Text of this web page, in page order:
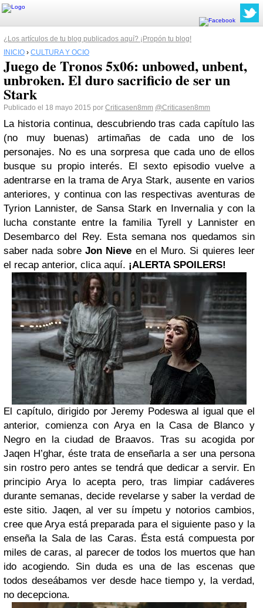
¿Los artículos de tu blog publicados aquí? ¡Propón tu blog!
INICIO › CULTURA Y OCIO
Juego de Tronos 5x06: unbowed, unbent,
unbroken. El duro sacrificio de ser un
Stark
Publicado el 18 mayo 2015 por Criticasen8mm @Criticasen8mm
La historia continua, descubriendo tras cada capítulo las
(no muy buenas) artimañas de cada uno de los
personajes. No es una sorpresa que cada uno de ellos
busque su propio interés. El sexto episodio vuelve a
adentrarse en la trama de Arya Stark, ausente en varios
anteriores, y continua con las respectivas aventuras de
Tyrion Lannister, de Sansa Stark en Invernalia y con la
lucha constante entre la familia Tyrell y Lannister en
Desembarco del Rey. Esta semana nos quedamos sin
saber nada sobre Jon Nieve en el Muro. Si quieres leer
el recap anterior, clica aquí. ¡ALERTA SPOILERS!
El capítulo, dirigido por Jeremy Podeswa al igual que el
anterior, comienza con Arya en la Casa de Blanco y
Negro en la ciudad de Braavos. Tras su acogida por
Jaqen H’ghar, éste trata de enseñarla a ser una persona
sin rostro pero antes se tendrá que dedicar a servir. En
principio Arya lo acepta pero, tras limpiar cadáveres
durante semanas, decide revelarse y saber la verdad de
este sitio. Jaqen, al ver su ímpetu y notorios cambios,
cree que Arya está preparada para el siguiente paso y la
enseña la Sala de las Caras. Ésta está compuesta por
miles de caras, al parecer de todos los muertos que han
ido acogiendo. Sin duda es una de las escenas que
todos deseábamos ver desde hace tiempo y, la verdad,
no decepciona.